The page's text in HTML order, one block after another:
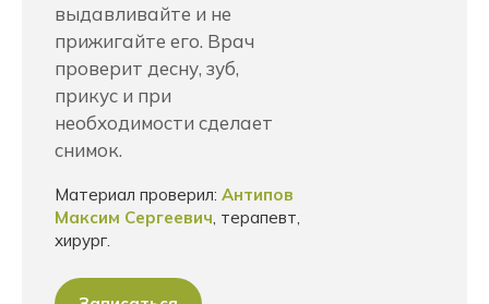
выдавливайте и не
прижигайте его. Врач
проверит десну, зуб,
прикус и при
необходимости сделает
снимок.
Материал проверил: Антипов
Максим Сергеевич, терапевт,
хирург.